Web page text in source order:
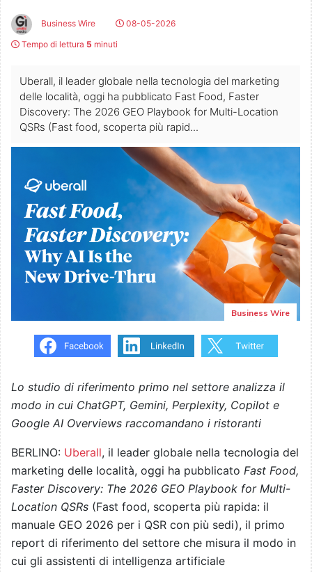
Business Wire
08-05-2026
Tempo di lettura 5 minuti
Uberall, il leader globale nella tecnologia del marketing
delle località, oggi ha pubblicato Fast Food, Faster
Discovery: The 2026 GEO Playbook for Multi-Location
QSRs (Fast food, scoperta più rapid...
Business Wire
Lo studio di riferimento primo nel settore analizza il
modo in cui ChatGPT, Gemini, Perplexity, Copilot e
Google AI Overviews raccomandano i ristoranti
BERLINO: Uberall, il leader globale nella tecnologia del
marketing delle località, oggi ha pubblicato Fast Food,
Faster Discovery: The 2026 GEO Playbook for Multi-
Location QSRs (Fast food, scoperta più rapida: il
manuale GEO 2026 per i QSR con più sedi), il primo
report di riferimento del settore che misura il modo in
cui gli assistenti di intelligenza artificiale